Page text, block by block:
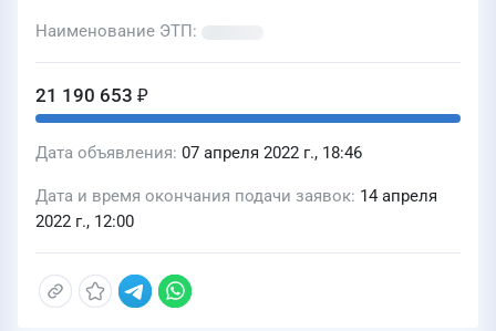
Наименование ЭТП
21 190 653 ₽
Дата объявления 07 апреля 2022 г., 18:46
Дата и время окончания подачи заявок 14 апреля
2022 г., 12:00